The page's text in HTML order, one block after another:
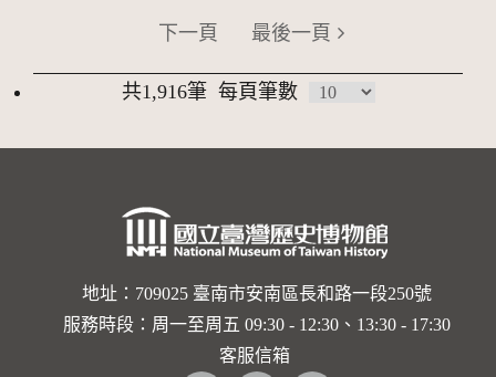
下一頁 最後一頁
共1,916筆 每頁筆數
地址：709025 臺南市安南區長和路一段250號
服務時段：周一至周五 09:30 - 12:30、13:30 - 17:30
客服信箱